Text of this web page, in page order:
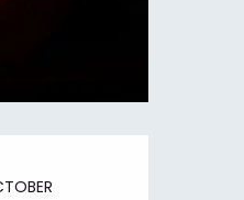
details